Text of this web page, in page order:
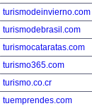
turismodeinvierno.com
turismodebrasil.com
turismocataratas.com
turismo365.com
turismo.co.cr
tuemprendes.com